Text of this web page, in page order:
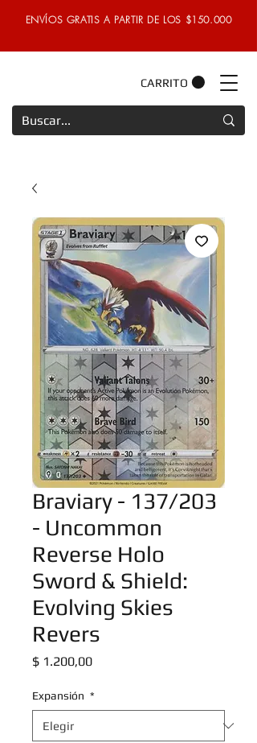
ENVÍOS GRATIS A PARTIR DE LOS $150.000
CARRITO
Braviary - 137/203
- Uncommon
Reverse Holo
Sword & Shield:
Evolving Skies
Revers
$ 1.200,00Precio
Expansión *